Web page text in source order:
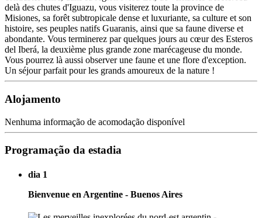
delà des chutes d'Iguazu, vous visiterez toute la province de
Misiones, sa forêt subtropicale dense et luxuriante, sa culture et son
histoire, ses peuples natifs Guaranis, ainsi que sa faune diverse et
abondante. Vous terminerez par quelques jours au cœur des Esteros
del Iberá, la deuxième plus grande zone marécageuse du monde.
Vous pourrez là aussi observer une faune et une flore d'exception.
Un séjour parfait pour les grands amoureux de la nature !
Alojamento
Nenhuma informação de acomodação disponível
Programação da estadia
dia 1
Bienvenue en Argentine - Buenos Aires